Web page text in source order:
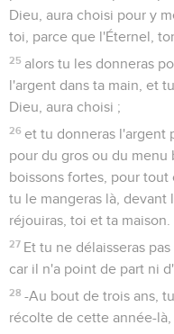
Dieu, aura choisi pour y
toi, parce que l'Éternel,
25 alors tu les donneras
l'argent dans ta main, et
Dieu, aura choisi ;
26 et tu donneras l'argent
pour du gros ou du
boissons fortes, pour
tu le mangeras là,
réjouiras, toi et ta maison.
27 Et tu ne délaisseras
car il n'a point de part ni
28 -Au bout de trois ans,
récolte de cette année-là,